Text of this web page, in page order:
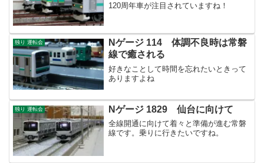
120周年車が注目されていますね！
独り 運転会
Nゲージ 114 体調不良時は常磐
線で癒される
好きなことして時間を忘れたいときって
ありますよね
独り 運転会 Nゲージ 1829 仙台に向けて
全線開通に向けて着々と準備が進む常磐
線です。乗りに行きたいですね。